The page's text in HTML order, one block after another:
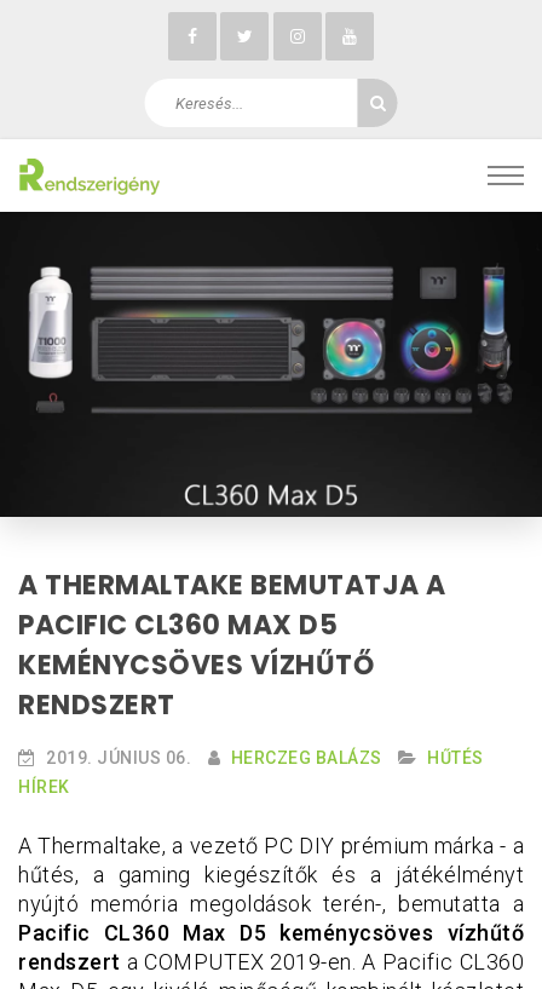
A THERMALTAKE BEMUTATJA A
PACIFIC CL360 MAX D5
KEMÉNYCSÖVES VÍZHŰTŐ
RENDSZERT
2019. JÚNIUS 06. HERCZEG BALÁZS
HŰTÉS
HÍREK
A Thermaltake, a vezető PC DIY prémium márka - a
hűtés, a gaming kiegészítők és a játékélményt
nyújtó memória megoldások terén-, bemutatta a
Pacific CL360 Max D5
keménycsöves vízhűtő
rendszert a COMPUTEX 2019-en. A Pacific CL360